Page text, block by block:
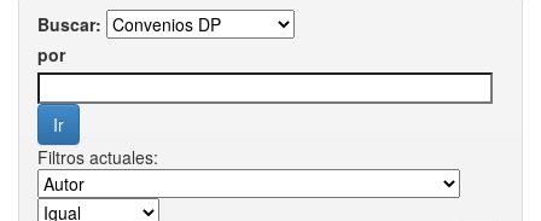
Buscar:
por
Filtros actuales: